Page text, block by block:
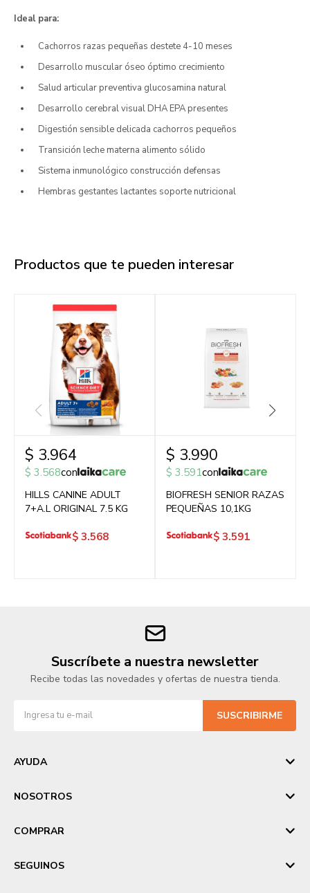
Ideal para:
Cachorros razas pequeñas destete 4-10 meses
Desarrollo muscular óseo óptimo crecimiento
Salud articular preventiva glucosamina natural
Desarrollo cerebral visual DHA EPA presentes
Digestión sensible delicada cachorros pequeños
Transición leche materna alimento sólido
Sistema inmunológico construcción defensas
Hembras gestantes lactantes soporte nutricional
Productos que te pueden interesar
$ 3.964
$ 3.568con
HILLS CANINE ADULT
7+A.L ORIGINAL 7.5 KG
$ 3.568
$ 3.990
$ 3.591con
BIOFRESH SENIOR RAZAS
PEQUEÑAS 10,1KG
$ 3.591
Suscríbete a nuestra newsletter
Recibe todas las novedades y ofertas de nuestra tienda.
SUSCRIBIRME
AYUDA
NOSOTROS
COMPRAR
SEGUINOS